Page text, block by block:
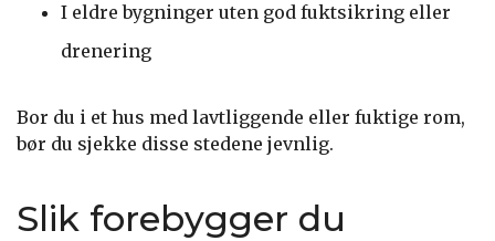
I eldre bygninger uten god fuktsikring eller
drenering
Bor du i et hus med lavtliggende eller fuktige rom,
bør du sjekke disse stedene jevnlig.
Slik forebygger du